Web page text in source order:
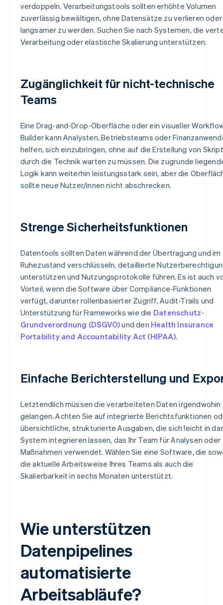
verdoppeln. Verarbeitungstools sollten erhöhte Volumen
zuverlässig bewältigen, ohne Datensätze zu verlieren oder
langsamer zu werden. Suchen Sie nach Systemen, die
Verarbeitung oder elastische Skalierung unterstützen.
Zugänglichkeit für nicht-technische
Teams
Eine Drag-and-Drop-Oberfläche oder ein visueller
Builder kann Analysten, Betriebsteams oder
helfen, sich einzubringen, ohne auf die Erstellung von
durch die Technik warten zu müssen. Die zugrunde
Logik kann weiterhin leistungsstark sein, aber die
sollte neue Nutzer/innen nicht abschrecken.
Strenge Sicherheitsfunktionen
Datentools sollten Daten während der Übertragung und im
Ruhezustand verschlüsseln, detaillierte
unterstützen und Nutzungsprotokolle führen. Es ist auch
Vorteil, wenn die Software über Compliance-Funktionen
verfügt, darunter rollenbasierter Zugriff, Audit-Trails und
Unterstützung für Frameworks wie die Datenschutz-
Grundverordnung (DSGVO)und den Health Insurance
Portability and Accountability Act (HIPAA).
Einfache Berichterstellung und
Letztendlich müssen die verarbeiteten Daten irgendwohin
gelangen. Achten Sie auf integrierte Berichtsfunktionen
übersichtliche, strukturierte Ausgaben, die sich leicht in
System integrieren lassen, das Ihr Team für Analysen oder
Maßnahmen verwendet. Wählen Sie eine Software, die
die aktuelle Arbeitsweise Ihres Teams als auch die
Skalierbarkeit in sechs Monaten unterstützt.
Wie unterstützen
Datenpipelines
automatisierte
Arbeitsabläufe?